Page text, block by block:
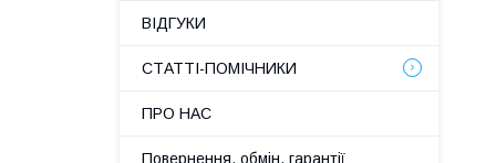
ВІДГУКИ
СТАТТІ-ПОМІЧНИКИ
ПРО НАС
Повернення, обмін, гарантії